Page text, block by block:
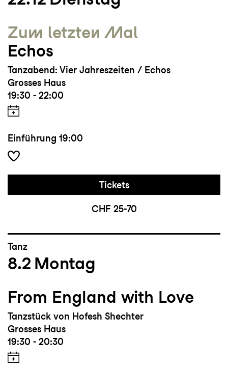
Zum letzten Mal
Echos
Tanzabend: Vier Jahreszeiten / Echos
Grosses Haus
19:30 - 22:00
Einführung 19:00
Tickets
CHF 25-70
Tanz
8.2 Montag
From England with Love
Tanzstück von Hofesh Shechter
Grosses Haus
19:30 - 20:30